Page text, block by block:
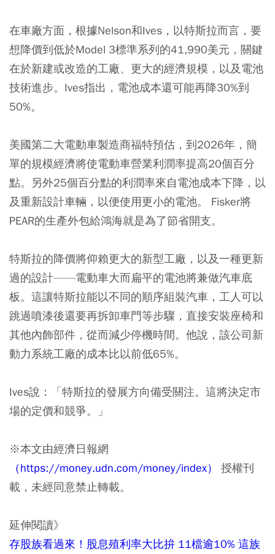
在車廠方面，根據Nelson和Ives，以特斯拉而言，要
想降價到低於Model 3標準系列的41,990美元，關鍵
在於新建或改造的工廠、更大的經濟規模，以及電池
技術進步。Ives指出，電池成本還可能再降30%到
50%。
美國第二大電動車製造商福特預估，到2026年，簡
單的規模經濟將使電動車營業利潤率提高20個百分
點。另外25個百分點的利潤率來自電池成本下降，以
及重新設計車輛，以便使用更小的電池。 Fisker將
PEAR的生產外包給鴻海就是為了節省開支。
特斯拉的降價將仰賴更大的新型工廠，以及一種更新
過的設計——電動車大而扁平的電池將兼做汽車底
板。這讓特斯拉能以不同的順序組裝汽車，工人可以
跳過噴漆後還要再拆卸車門等步驟，直接安裝座椅和
其他內飾部件，從而減少停機時間。他說，該公司新
動力系統工廠的成本比以前低65%。
Ives說：「特斯拉的發展方向備受關注。這將決定市
場的定價和競爭。」
※本文由經濟日報網
（https://money.udn.com/money/index）
授權刊
載，未經同意禁止轉載。
延伸閱讀》
存股族看過來！股息殖利率大比拚 11檔逾10% 這族